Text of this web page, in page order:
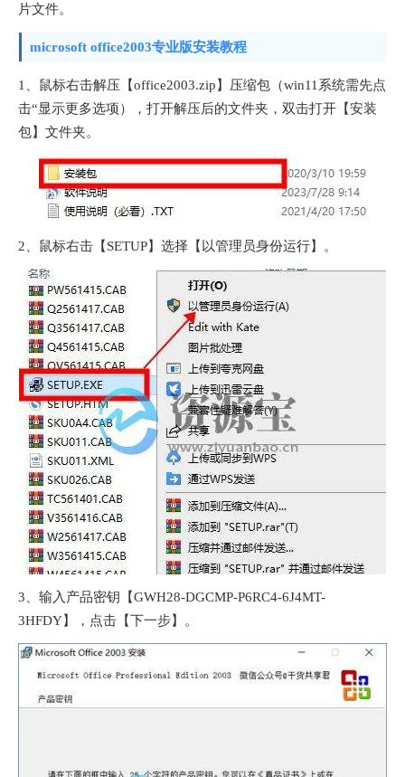
片文件。
microsoft office2003专业版安装教程
1、鼠标右击解压【office2003.zip】压缩包（win11系统需先点
击“显示更多选项），打开解压后的文件夹，双击打开【安装
包】文件夹。
2、鼠标右击【SETUP】选择【以管理员身份运行】。
3、输入产品密钥【GWH28-DGCMP-P6RC4-6J4MT-
3HFDY】，点击【下一步】。